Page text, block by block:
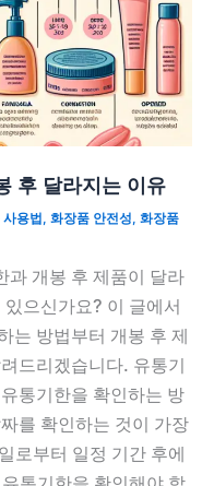
후 달라지는 이유
용법 , 화장품 안전성, 화장품
과 개봉 후 제품이 달라
으신가요? 이 글에서
는 방법부터 개봉 후 제
드리겠습니다. 유통기
통기한을 확인하는 방
를 확인하는 것이 가장
로부터 일정 기간 후에